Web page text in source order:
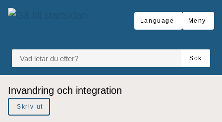
Gå till innehåll
till sidomeny
Language Meny
VAD LETAR DU EFTER?
Sök
Du är här:
Invandring och integration
Skriv ut